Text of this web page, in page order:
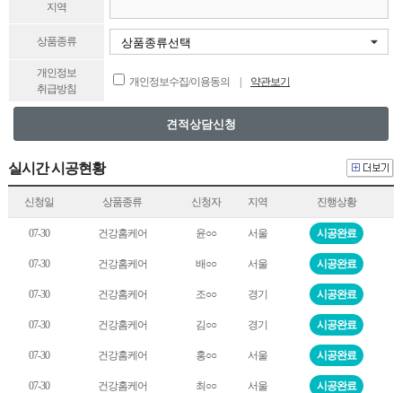
지역
상품종류
개인정보
취급방침
개인정보수집/이용동의 | 약관보기
실시간 시공현황
신청일 상품종류 신청자 지역 진행상황
07-30 건강홈케어 윤○○ 서울 시공완료
07-30 건강홈케어 배○○ 서울 시공완료
07-30 건강홈케어 조○○ 경기 시공완료
07-30 건강홈케어 김○○ 경기 시공완료
07-30 건강홈케어 홍○○ 서울 시공완료
07-30 건강홈케어 최○○ 서울 시공완료